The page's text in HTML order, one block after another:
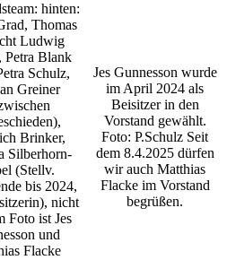
hinten:
Thomas
Ludwig
Petra Blank
Schulz,
Greiner
Brinker,
Silberhorn-
(Stellv.
bis 2024,
nicht
Foto ist Jes
und
Flacke
Jes Gunnesson wurde
im April 2024 als
Beisitzer in den
Vorstand gewählt.
Foto: P.Schulz Seit
dem 8.4.2025 dürfen
wir auch Matthias
Flacke im Vorstand
begrüßen.